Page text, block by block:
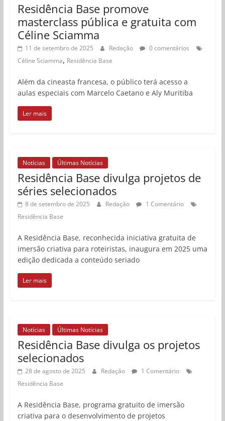
Residência Base promove
masterclass pública e gratuita com
Céline Sciamma
11 de setembro de 2025 Redação
0 comentários
Céline Sciamma, Residência Base
Além da cineasta francesa, o público terá acesso a
aulas especiais com Marcelo Caetano e Aly Muritiba
Ler mais
Notícias Últimas Notícias
Residência Base divulga projetos de
séries selecionados
8 de setembro de 2025 Redação
1 Comentário
Residência Base
A Residência Base, reconhecida iniciativa gratuita de
imersão criativa para roteiristas, inaugura em 2025 uma
edição dedicada a conteúdo seriado
Ler mais
Notícias Últimas Notícias
Residência Base divulga os projetos
selecionados
28 de agosto de 2025 Redação
1 Comentário
Residência Base
A Residência Base, programa gratuito de imersão
criativa para o desenvolvimento de projetos